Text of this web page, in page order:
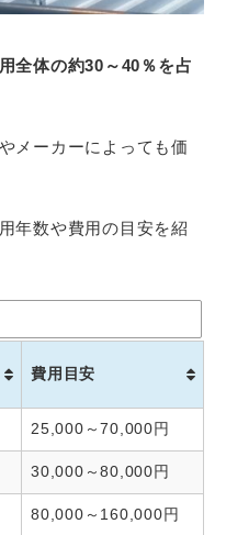
全体の約30～40％を占
メーカーによっても価
年数や費用の目安を紹
費用目安
25,000～70,000円
30,000～80,000円
80,000～160,000円